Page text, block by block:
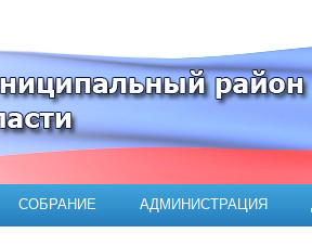
муниципального
СОБРАНИЕ АДМИНИСТРАЦИЯ